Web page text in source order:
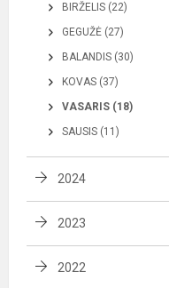
BIRŽELIS (22)
GEGUŽĖ (27)
BALANDIS (30)
KOVAS (37)
VASARIS (18)
SAUSIS (11)
2024
2023
2022